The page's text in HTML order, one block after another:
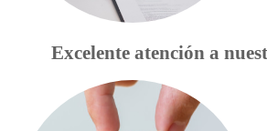
Excelente atención a